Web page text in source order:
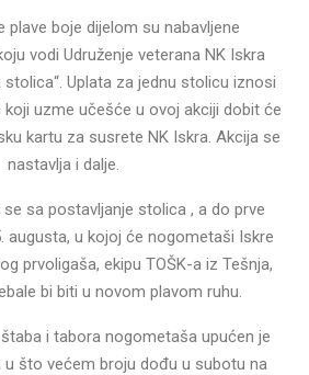
plave boje dijelom su nabavljene
vodi Udruženje veterana NK Iskra
stolica“. Uplata za jednu stolicu iznosi
koji uzme učešće u ovoj akciji dobit će
kartu za susrete NK Iskra. Akcija se
nastavlja i dalje.
sa postavljanje stolica , a do prve
augusta, u kojoj će nogometaši Iskre
prvoligaša, ekipu TOŠK-a iz Tešnja,
bi biti u novom plavom ruhu.
i tabora nogometaša upućen je
u što većem broju dođu u subotu na